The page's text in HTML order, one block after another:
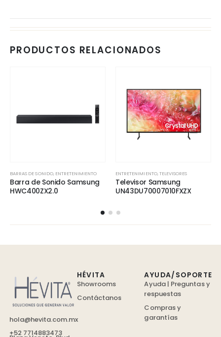
PRODUCTOS RELACIONADOS
BARRAS DE SONIDO, ENTRETENIMIENTO
Barra de Sonido Samsung
HWC400ZX2.0
ENTRETENIMIENTO,TELEVISORES
Televisor Samsung
UN43DU70007010FXZX
hola@hevita.com.mx
+52 7714883473
HÉVITA
Showrooms
Contáctanos
AYUDA/SOPORTE
Ayuda | Preguntas y
respuestas
Compras y
garantías